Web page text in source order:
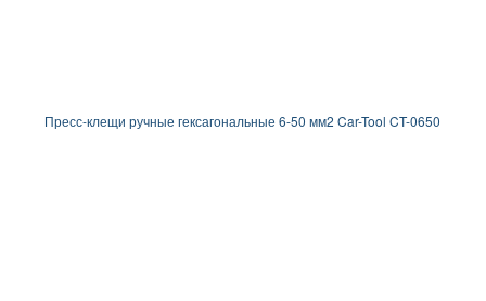
Пресс-клещи ручные гексагональные 6-50 мм2 Car-Tool CT-0650